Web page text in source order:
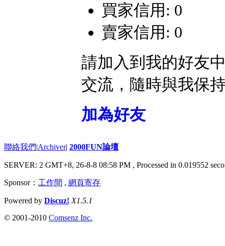
買家信用: 0
賣家信用: 0
請加入到我的好友
交流，隨時與我保
加為好友
聯絡我們|Archiver| 2000FUN論壇
SERVER: 2 GMT+8, 26-8-8 08:58 PM , Processed in 0.019552
Sponsor： 工作間 , 網頁寄存
Powered by Discuz! X1.5.1
© 2001-2010 Comsenz Inc.